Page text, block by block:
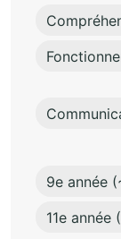
9e année
11e année